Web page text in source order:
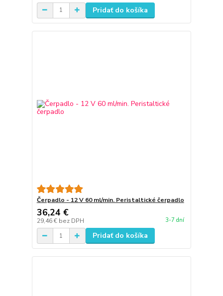
Pridať do košíka
Čerpadlo - 12 V 60 ml/min. Peristaltické čerpadlo
36,24 €
29,46 € bez DPH 3-7 dní
Pridať do košíka